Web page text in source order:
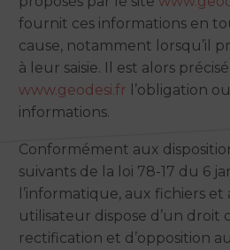
fournit ces informations en
cause, notamment lorsqu’il
à leur saisie. Il est alors
www.geodesi.fr l’obligation
informations.
Conformément aux
suivants de la loi 78-17 du 6
l’informatique, aux fichiers
utilisateur dispose d’un droit
rectification et d’opposition